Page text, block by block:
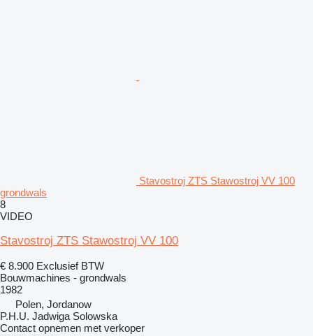
Stavostroj ZTS Stawostroj VV 100
grondwals
8
VIDEO
Stavostroj ZTS Stawostroj VV 100
€ 8.900 Exclusief BTW
Bouwmachines - grondwals
1982
Polen, Jordanow
P.H.U. Jadwiga Solowska
Contact opnemen met verkoper